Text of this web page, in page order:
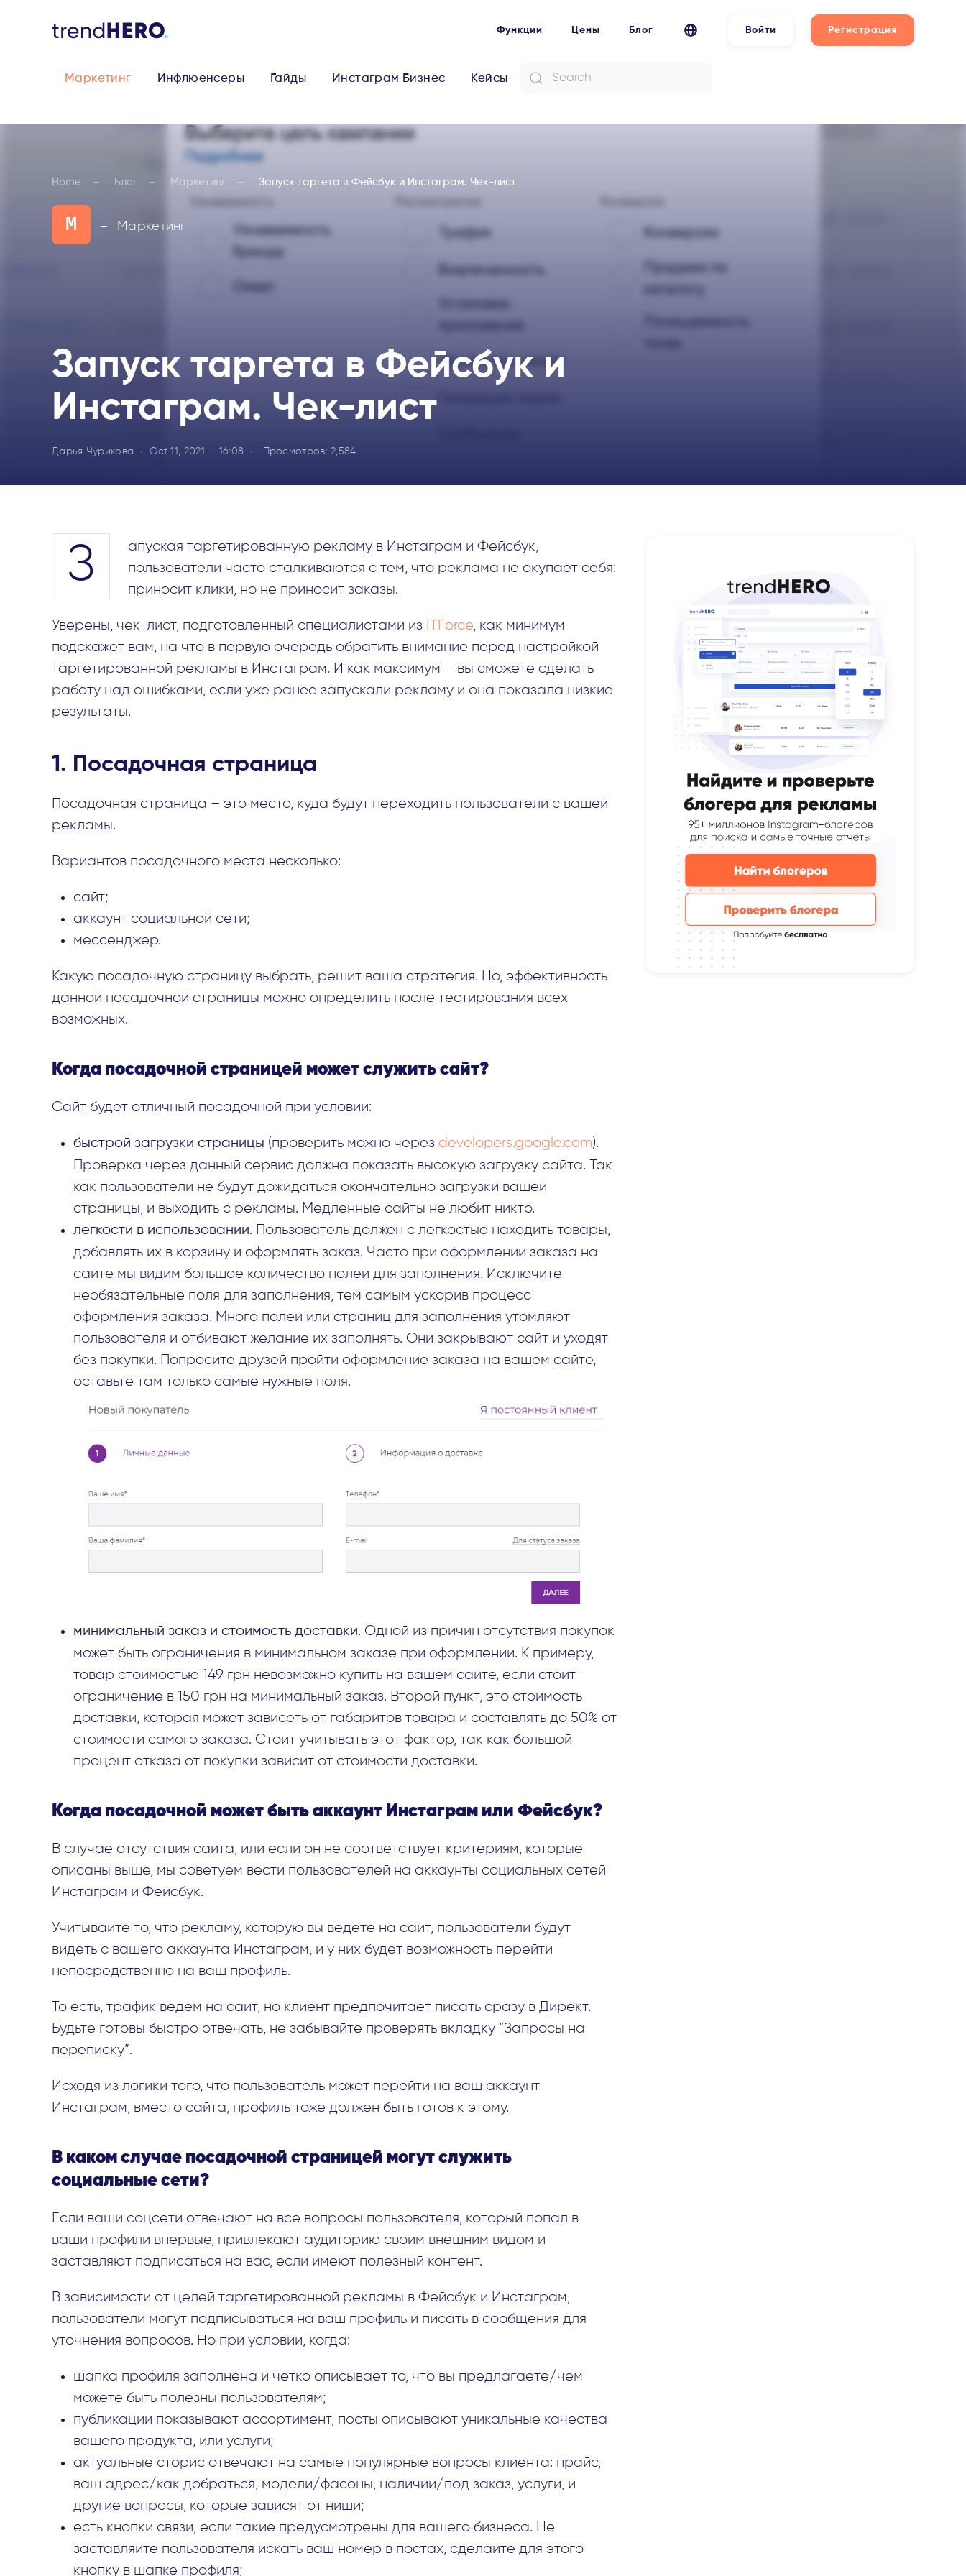
Функции Цены Блог Войти Регистрация
Маркетинг Инфлюенсеры Гайды Инстаграм Бизнес Кейсы
Home Блог Маркетинг Запуск таргета в Фейсбук и Инстаграм. Чек-лист
М — Маркетинг
Запуск таргета в Фейсбук и
Инстаграм. Чек-лист
Дарья Чурикова Oct 11, 2021 — 16:08 Просмотров:2,584
З
апуская таргетированную рекламу в Инстаграм и Фейсбук,
пользователи часто сталкиваются с тем, что реклама не окупает себя:
приносит клики, но не приносит заказы.
Уверены, чек-лист, подготовленный специалистами из ITForce, как минимум
подскажет вам, на что в первую очередь обратить внимание перед настройкой
таргетированной рекламы в Инстаграм. И как максимум – вы сможете сделать
работу над ошибками, если уже ранее запускали рекламу и она показала низкие
результаты.
1. Посадочная страница
Посадочная страница – это место, куда будут переходить пользователи с вашей
рекламы.
Вариантов посадочного места несколько:
сайт;
аккаунт социальной сети;
мессенджер.
Какую посадочную страницу выбрать, решит ваша стратегия. Но, эффективность
данной посадочной страницы можно определить после тестирования всех
возможных.
Когда посадочной страницей может служить сайт?
Сайт будет отличный посадочной при условии:
быстрой загрузки страницы (проверить можно через developers.google.com).
Проверка через данный сервис должна показать высокую загрузку сайта. Так
как пользователи не будут дожидаться окончательно загрузки вашей
страницы, и выходить с рекламы. Медленные сайты не любит никто.
легкости в использовании. Пользователь должен с легкостью находить товары,
добавлять их в корзину и оформлять заказ. Часто при оформлении заказа на
сайте мы видим большое количество полей для заполнения. Исключите
необязательные поля для заполнения, тем самым ускорив процесс
оформления заказа. Много полей или страниц для заполнения утомляют
пользователя и отбивают желание их заполнять. Они закрывают сайт и уходят
без покупки. Попросите друзей пройти оформление заказа на вашем сайте,
оставьте там только самые нужные поля.
минимальный заказ и стоимость доставки. Одной из причин отсутствия покупок
может быть ограничения в минимальном заказе при оформлении. К примеру,
товар стоимостью 149 грн невозможно купить на вашем сайте, если стоит
ограничение в 150 грн на минимальный заказ. Второй пункт, это стоимость
доставки, которая может зависеть от габаритов товара и составлять до 50% от
стоимости самого заказа. Стоит учитывать этот фактор, так как большой
процент отказа от покупки зависит от стоимости доставки.
Когда посадочной может быть аккаунт Инстаграм или Фейсбук?
В случае отсутствия сайта, или если он не соответствует критериям, которые
описаны выше, мы советуем вести пользователей на аккаунты социальных сетей
Инстаграм и Фейсбук.
Учитывайте то, что рекламу, которую вы ведете на сайт, пользователи будут
видеть с вашего аккаунта Инстаграм, и у них будет возможность перейти
непосредственно на ваш профиль.
То есть, трафик ведем на сайт, но клиент предпочитает писать сразу в Директ.
Будьте готовы быстро отвечать, не забывайте проверять вкладку “Запросы на
переписку”.
Исходя из логики того, что пользователь может перейти на ваш аккаунт
Инстаграм, вместо сайта, профиль тоже должен быть готов к этому.
В каком случае посадочной страницей могут служить
социальные сети?
Если ваши соцсети отвечают на все вопросы пользователя, который попал в
ваши профили впервые, привлекают аудиторию своим внешним видом и
заставляют подписаться на вас, если имеют полезный контент.
В зависимости от целей таргетированной рекламы в Фейсбук и Инстаграм,
пользователи могут подписываться на ваш профиль и писать в сообщения для
уточнения вопросов. Но при условии, когда:
шапка профиля заполнена и четко описывает то, что вы предлагаете/чем
можете быть полезны пользователям;
публикации показывают ассортимент, посты описывают уникальные качества
вашего продукта, или услуги;
актуальные сторис отвечают на самые популярные вопросы клиента: прайс,
ваш адрес/как добраться, модели/фасоны, наличии/под заказ, услуги, и
другие вопросы, которые зависят от ниши;
есть кнопки связи, если такие предусмотрены для вашего бизнеса. Не
заставляйте пользователя искать ваш номер в постах, сделайте для этого
кнопку в шапке профиля;